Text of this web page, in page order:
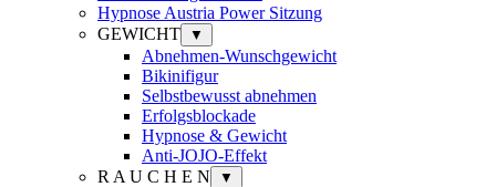
Hypnose Austria Power Sitzung
GEWICHT
▼
Abnehmen-Wunschgewicht
Bikinifigur
Selbstbewusst abnehmen
Erfolgsblockade
Hypnose & Gewicht
Anti-JOJO-Effekt
R A U C H E N
▼